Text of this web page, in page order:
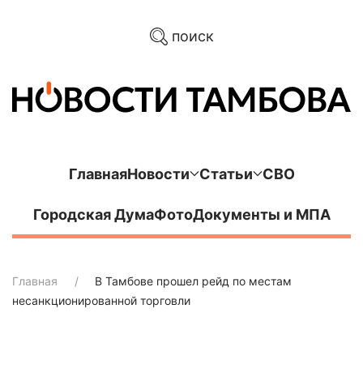
поиск
ГлавнаяНовости Статьи СВО
Городская ДумаФотоДокументы и МПА
Главная
В Тамбове прошел рейд по местам
несанкционированной торговли